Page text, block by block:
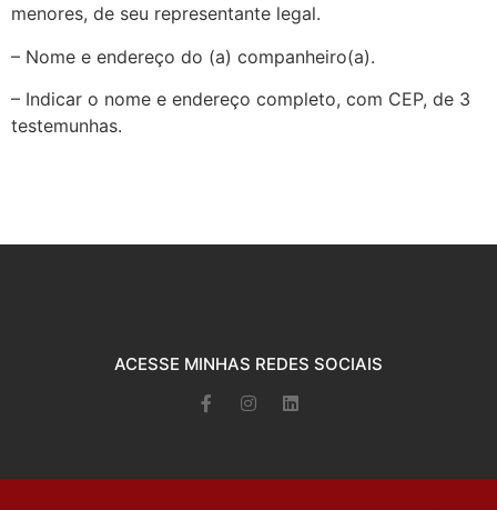
menores, de seu representante legal.
– Nome e endereço do (a) companheiro(a).
– Indicar o nome e endereço completo, com CEP, de 3
testemunhas.
ACESSE MINHAS REDES SOCIAIS